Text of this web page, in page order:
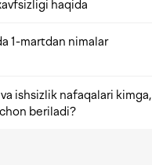
haqida
1-martdan nimalar
ishsizlik nafaqalari kimga,
beriladi?